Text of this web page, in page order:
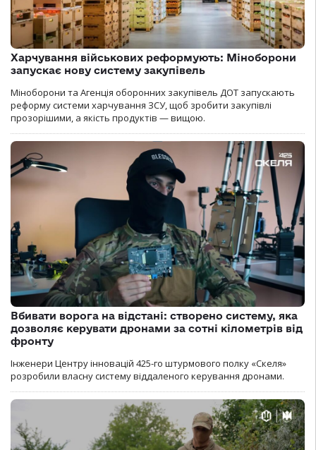
Харчування військових реформують: Міноборони
запускає нову систему закупівель
Міноборони та Агенція оборонних закупівель ДОТ запускають
реформу системи харчування ЗСУ, щоб зробити закупівлі
прозорішими, а якість продуктів — вищою.
Вбивати ворога на відстані: створено систему, яка
дозволяє керувати дронами за сотні кілометрів від
фронту
Інженери Центру інновацій 425-го штурмового полку «Скеля»
розробили власну систему віддаленого керування дронами.